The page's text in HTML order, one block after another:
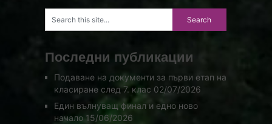
Последни публикации
Подаване на документи за първи етап на
класиране след 7. клас 02/07/2026
Един вълнуващ финал и едно ново
начало 15/06/2026